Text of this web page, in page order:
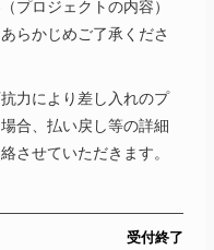
プロジェクトの内容）
らかじめご了承くださ
力により差し入れのプ
合、払い戻し等の詳細
させていただきます。
受付終了